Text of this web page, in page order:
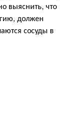
выяснить, что
должен
сосуды в